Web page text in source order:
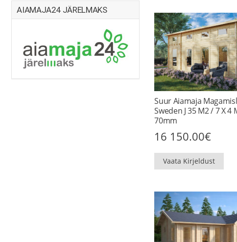
Suur Aiamaja
Sweden J 35 M2 / 7 X 4
70mm
16 150.00€
Vaata Kirjeldust
AIAMAJA24 JÄRELMAKS